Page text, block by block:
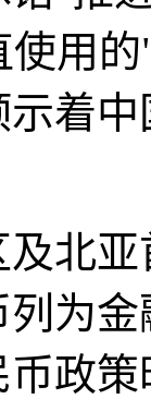
使用
着
北
为
币政